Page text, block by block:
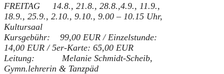
FREITAG 14.8., 21.8., 28.8.,4.9., 11.9.,
18.9., 25.9., 2.10., 9.10., 9.00 – 10.15 Uhr,
Kultursaal
Kursgebühr: 99,00 EUR / Einzelstunde:
14,00 EUR / 5er-Karte: 65,00 EUR
Leitung: Melanie Schmidt-Scheib,
Gymn.lehrerin & Tanzpäd